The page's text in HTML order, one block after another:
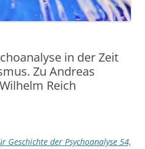
in der Zeit
Zu Andreas
Reich
Geschichte der Psychoanalyse 54,